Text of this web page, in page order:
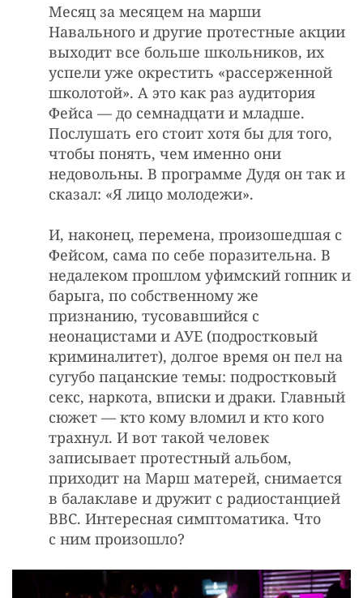
Месяц за месяцем на марши
Навального и другие протестные акции
выходит все больше школьников, их
успели уже окрестить «рассерженной
школотой». А это как раз аудитория
Фейса — до семнадцати и младше.
Послушать его стоит хотя бы для того,
чтобы понять, чем именно они
недовольны. В программе Дудя он так и
сказал: «Я лицо молодежи».
И, наконец, перемена, произошедшая с
Фейсом, сама по себе поразительна. В
недалеком прошлом уфимский гопник и
барыга, по собственному же
признанию, тусовавшийся с
неонацистами и АУЕ (подростковый
криминалитет), долгое время он пел на
сугубо пацанские темы: подростковый
секс, наркота, вписки и драки. Главный
сюжет — кто кому вломил и кто кого
трахнул. И вот такой человек
записывает протестный альбом,
приходит на Марш матерей, снимается
в балаклаве и дружит с радиостанцией
BBC. Интересная симптоматика. Что
с ним произошло?